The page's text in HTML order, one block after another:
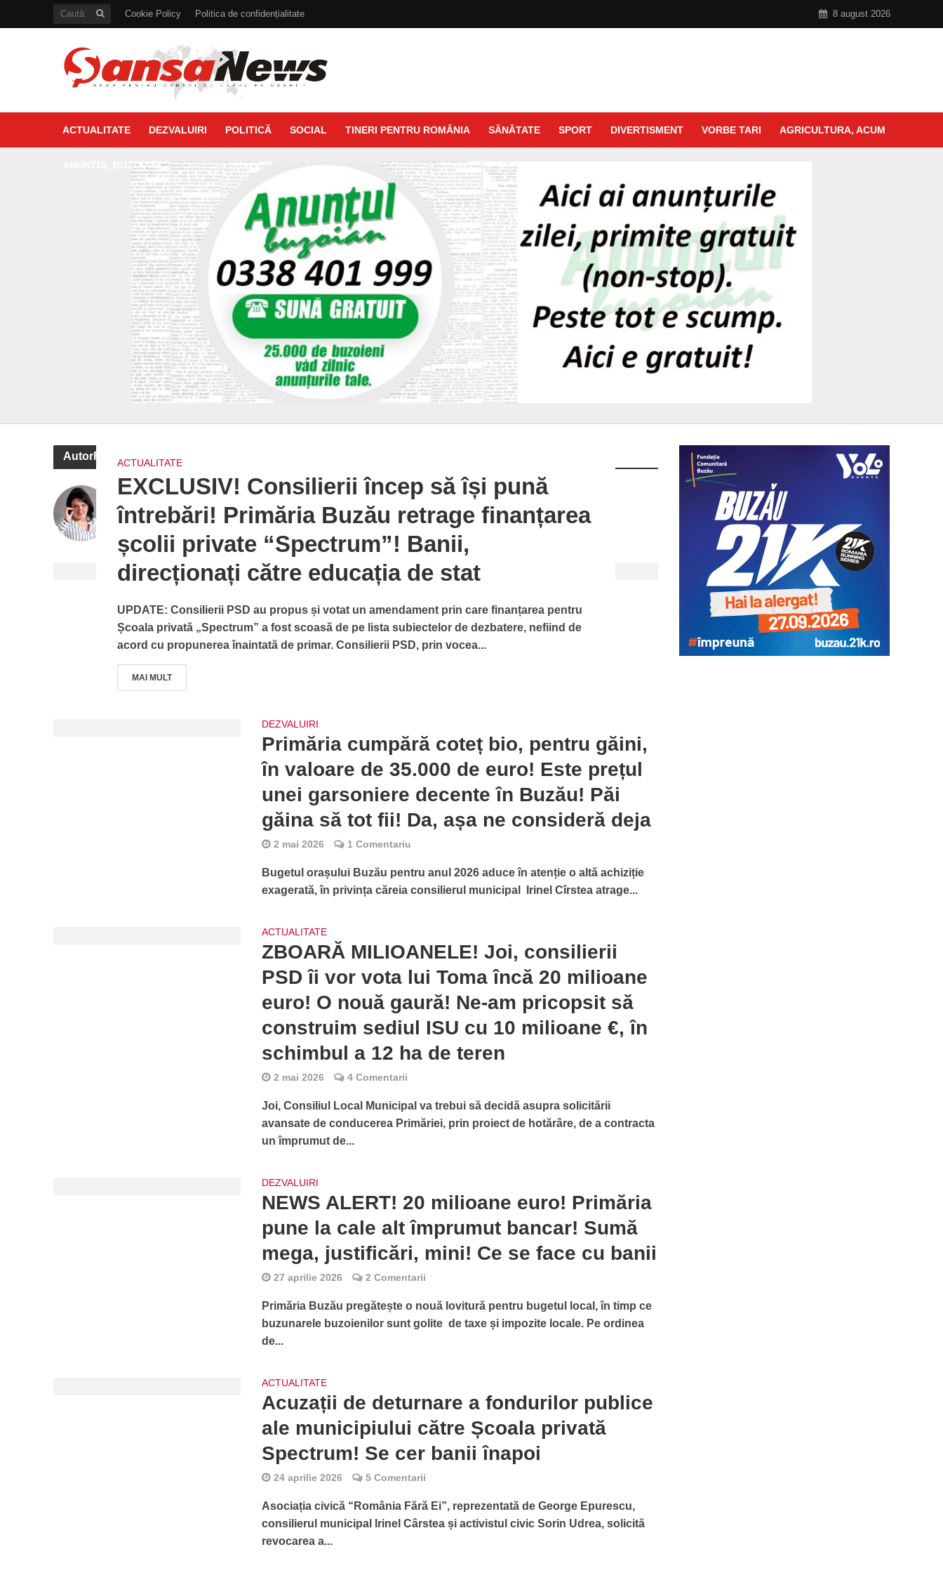
Cookie Policy Politica de confidențialitate 8 august 2026
ACTUALITATE DEZVALUIRI POLITICĂ SOCIAL TINERI PENTRU ROMÂNIA SĂNĂTATE SPORT DIVERTISMENT VORBE TARI AGRICULTURA, ACUM
ANUNTUL BUZOIAN
AutorFlorina Popescu
ACTUALITATE
EXCLUSIV! Consilierii încep să își pună
întrebări! Primăria Buzău retrage finanțarea
școlii private “Spectrum”! Banii,
direcționați către educația de stat
UPDATE: Consilierii PSD au propus și votat un amendament prin care finanțarea pentru
Școala privată „Spectrum” a fost scoasă de pe lista subiectelor de dezbatere, nefiind de
acord cu propunerea înaintată de primar. Consilierii PSD, prin vocea...
MAI MULT
DEZVALUIRI
Primăria cumpără coteț bio, pentru găini,
în valoare de 35.000 de euro! Este prețul
unei garsoniere decente în Buzău! Păi
găina să tot fii! Da, așa ne consideră deja
2 mai 2026 1 Comentariu
Bugetul orașului Buzău pentru anul 2026 aduce în atenție o altă achiziție
exagerată, în privința căreia consilierul municipal Irinel Cîrstea atrage...
ACTUALITATE
ZBOARĂ MILIOANELE! Joi, consilierii
PSD îi vor vota lui Toma încă 20 milioane
euro! O nouă gaură! Ne-am pricopsit să
construim sediul ISU cu 10 milioane €, în
schimbul a 12 ha de teren
2 mai 2026 4 Comentarii
Joi, Consiliul Local Municipal va trebui să decidă asupra solicitării
avansate de conducerea Primăriei, prin proiect de hotărâre, de a contracta
un împrumut de...
DEZVALUIRI
NEWS ALERT! 20 milioane euro! Primăria
pune la cale alt împrumut bancar! Sumă
mega, justificări, mini! Ce se face cu banii
27 aprilie 2026 2 Comentarii
Primăria Buzău pregătește o nouă lovitură pentru bugetul local, în timp ce
buzunarele buzoienilor sunt golite de taxe și impozite locale. Pe ordinea
de...
ACTUALITATE
Acuzații de deturnare a fondurilor publice
ale municipiului către Școala privată
Spectrum! Se cer banii înapoi
24 aprilie 2026 5 Comentarii
Asociația civică “România Fără Ei”, reprezentată de George Epurescu,
consilierul municipal Irinel Cârstea și activistul civic Sorin Udrea, solicită
revocarea a...